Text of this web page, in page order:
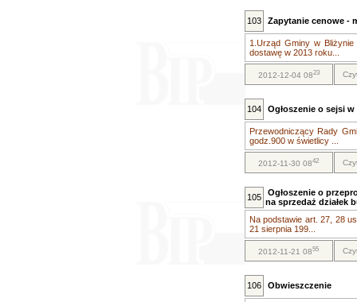
103 Zapytanie cenowe -
1.Urząd Gminy w
dostawę w 2013 roku...
2012-12-04 0823
104 Ogłoszenie o sejsi
Przewodniczący Rady
godz.900 w świetlicy ...
2012-11-30 0842
105
Ogłoszenie o
na sprzedaż działek
Na podstawie art. 27, 28
21 sierpnia 199...
2012-11-21 0855
106 Obwieszczenie